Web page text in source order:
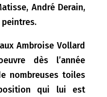
André Derain,
peintres.
Ambroise Vollard
dès l’année
nombreuses toiles
qui lui est